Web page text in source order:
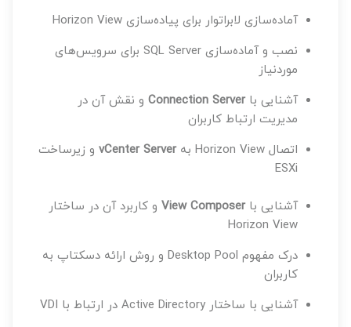
آماده‌سازی لابراتوار برای پیاده‌سازی Horizon View
نصب و آماده‌سازی SQL Server برای سرویس‌های
موردنیاز
آشنایی باConnection Serverو نقش آن در
مدیریت ارتباط کاربران
اتصال Horizon View به
vCenter Serverو زیرساخت
ESXi
آشنایی باView Composerو کاربرد آن در ساختار
Horizon View
درک مفهوم Desktop Pool و روش ارائه دسکتاپ به
کاربران
آشنایی با ساختار Active Directory در ارتباط با VDI